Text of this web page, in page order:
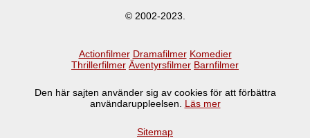
© 2002-2023.
Actionfilmer Dramafilmer Komedier
Thrillerfilmer Äventyrsfilmer Barnfilmer
Den här sajten använder sig av cookies för att förbättra
användaruppleelsen. Läs mer
Sitemap